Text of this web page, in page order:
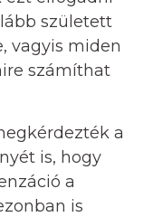
született
vagyis miden
számíthat
a
is, hogy
a
is